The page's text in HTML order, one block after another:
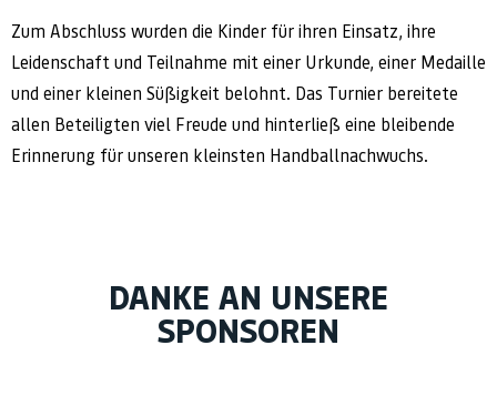
Zum Abschluss wurden die Kinder für ihren Einsatz, ihre
Leidenschaft und Teilnahme mit einer Urkunde, einer Medaille
und einer kleinen Süßigkeit belohnt. Das Turnier bereitete
allen Beteiligten viel Freude und hinterließ eine bleibende
Erinnerung für unseren kleinsten Handballnachwuchs.
DANKE AN UNSERE
SPONSOREN